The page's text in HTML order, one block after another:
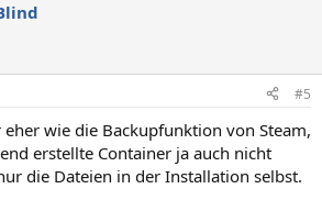
#5
eher wie die Backupfunktion von Steam,
erstellte Container ja auch nicht
die Dateien in der Installation selbst.